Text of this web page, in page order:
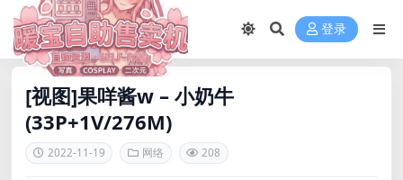
登录
[视图]果咩酱w – 小奶牛
(33P+1V/276M)
2022-11-19 网络 208